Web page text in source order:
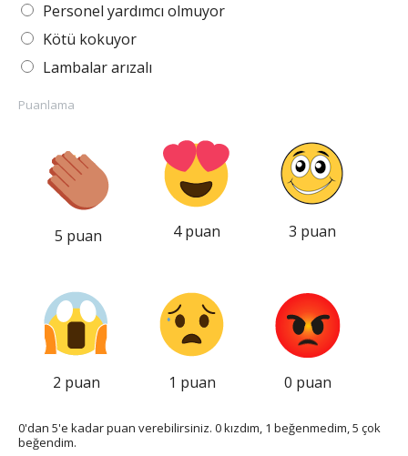
Personel yardımcı olmuyor
Kötü kokuyor
Lambalar arızalı
Puanlama
5 puan 4 puan 3 puan
2 puan 1 puan 0 puan
0'dan 5'e kadar puan verebilirsiniz. 0 kızdım, 1 beğenmedim, 5 çok
beğendim.